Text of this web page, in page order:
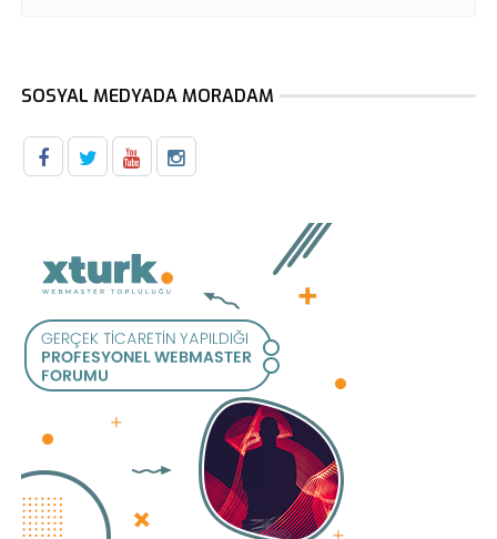
SOSYAL MEDYADA MORADAM